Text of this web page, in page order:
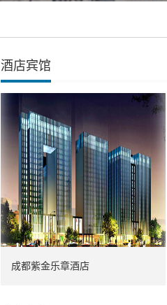
酒店宾馆
成都紫金乐章酒店